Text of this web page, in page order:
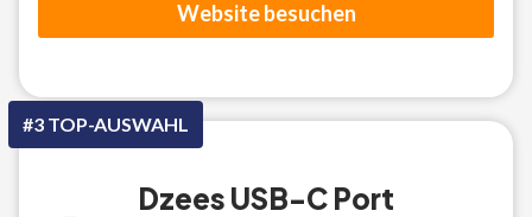
Website besuchen
#3 TOP-AUSWAHL
Dzees USB-C Port